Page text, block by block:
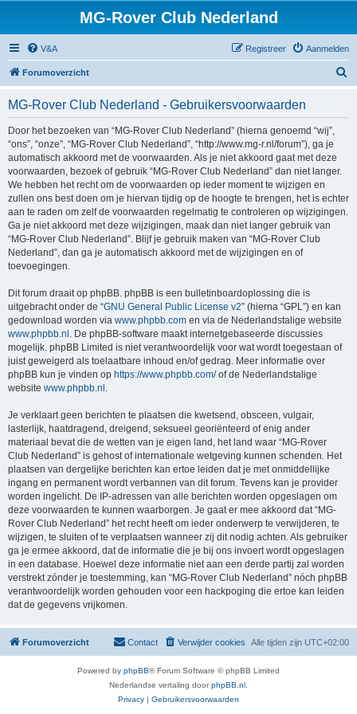
MG-Rover Club Nederland
V&A Aanmelden
Registreer
Forumoverzicht
MG-Rover Club Nederland - Gebruikersvoorwaarden
Door het bezoeken van “MG-Rover Club Nederland” (hierna genoemd “wij”,
“ons”, “onze”, “MG-Rover Club Nederland”, “http://www.mg-r.nl/forum”), ga je
automatisch akkoord met de voorwaarden. Als je niet akkoord gaat met deze
voorwaarden, bezoek of gebruik “MG-Rover Club Nederland” dan niet langer.
We hebben het recht om de voorwaarden op ieder moment te wijzigen en
zullen ons best doen om je hiervan tijdig op de hoogte te brengen, het is echter
aan te raden om zelf de voorwaarden regelmatig te controleren op wijzigingen.
Ga je niet akkoord met deze wijzigingen, maak dan niet langer gebruik van
“MG-Rover Club Nederland”. Blijf je gebruik maken van “MG-Rover Club
Nederland”, dan ga je automatisch akkoord met de wijzigingen en of
toevoegingen.
Dit forum draait op phpBB. phpBB is een bulletinboardoplossing die is
uitgebracht onder de “GNU General Public License v2” (hierna “GPL”) en kan
gedownload worden via www.phpbb.com en via de Nederlandstalige website
www.phpbb.nl . De phpBB-software maakt internetgebaseerde discussies
mogelijk. phpBB Limited is niet verantwoordelijk voor wat wordt toegestaan of
juist geweigerd als toelaatbare inhoud en/of gedrag. Meer informatie over
phpBB kun je vinden op https://www.phpbb.com/of de Nederlandstalige
website www.phpbb.nl .
Je verklaart geen berichten te plaatsen die kwetsend, obsceen, vulgair,
lasterlijk, haatdragend, dreigend, seksueel georiënteerd of enig ander
materiaal bevat die de wetten van je eigen land, het land waar “MG-Rover
Club Nederland” is gehost of internationale wetgeving kunnen schenden. Het
plaatsen van dergelijke berichten kan ertoe leiden dat je met onmiddellijke
ingang en permanent wordt verbannen van dit forum. Tevens kan je provider
worden ingelicht. De IP-adressen van alle berichten worden opgeslagen om
deze voorwaarden te kunnen waarborgen. Je gaat er mee akkoord dat “MG-
Rover Club Nederland” het recht heeft om ieder onderwerp te verwijderen, te
wijzigen, te sluiten of te verplaatsen wanneer zij dit nodig achten. Als gebruiker
ga je ermee akkoord, dat de informatie die je bij ons invoert wordt opgeslagen
in een database. Hoewel deze informatie niet aan een derde partij zal worden
verstrekt zónder je toestemming, kan “MG-Rover Club Nederland” nóch phpBB
verantwoordelijk worden gehouden voor een hackpoging die ertoe kan leiden
dat de gegevens vrijkomen.
Forumoverzicht Alle tijden zijn UTC+02:00
Verwijder cookies
Contact
Powered by phpBB® Forum Software © phpBB Limited
Nederlandse vertaling doorphpBB.nl
Privacy | Gebruikersvoorwaarden